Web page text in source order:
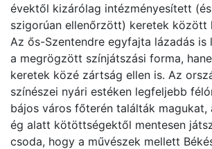
évektől kizárólag intézményesített
szigorúan ellenőrzött) keretek között
Az ős-Szentendre egyfajta lázadás is
a megrögzött színjátszási forma,
keretek közé zártság ellen is. Az
színészei nyári estéken legfeljebb
bájos város főterén találták magukat,
ég alatt kötöttségektől mentesen
csoda, hogy a művészek mellett